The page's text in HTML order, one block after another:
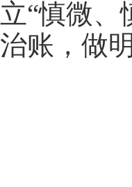
立“慎微
治账，做